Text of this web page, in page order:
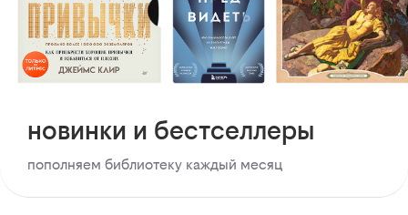
новинки и бестселлеры
пополняем библиотеку каждый месяц